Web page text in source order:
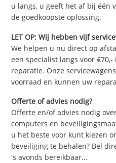
u langs, u geeft het af bij één
de goedkoopste oplossing.
LET OP: Wij hebben vijf
We helpen u nu direct op
een specialist langs voor
reparatie. Onze
voorraad en kunnen uw
Offerte of advies nodig?
Offerte en/of advies nodig
computers en
u het beste voor kunt kiezen
beveiliging te behalen? Bel
's avonds bereikbaar...